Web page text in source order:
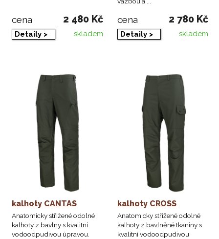
cena 2 480 Kč
Detaily > skladem
cena 2 780 Kč
Detaily > skladem
kalhoty CANTAS
Anatomicky střižené odolné
kalhoty z bavlny s kvalitní
vodoodpudivou úpravou.
kalhoty CROSS
Anatomicky střižené odolné
kalhoty z bavlněné tkaniny s
kvalitní vodoodpudivou